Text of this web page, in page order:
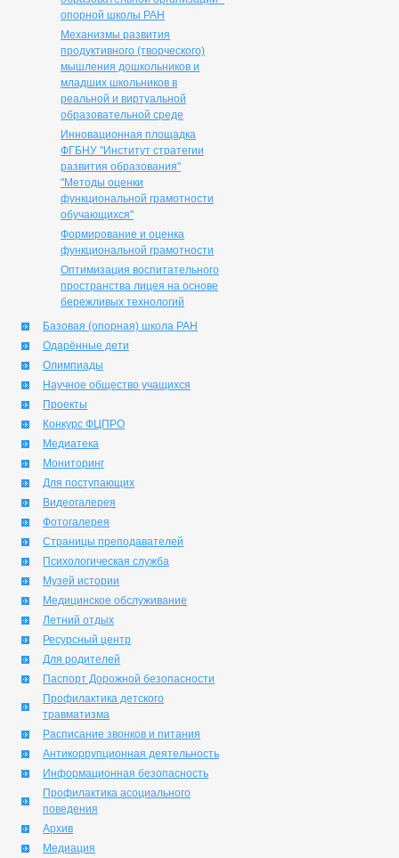
опорной школы РАН
Механизмы развития
продуктивного (творческого)
мышления дошкольников и
младших школьников в
реальной и виртуальной
образовательной среде
Инновационная площадка
ФГБНУ "Институт стратегии
развития образования"
"Методы оценки
функциональной грамотности
обучающихся"
Формирование и оценка
функциональной грамотности
Оптимизация воспитательного
пространства лицея на основе
бережливых технологий
Базовая (опорная) школа РАН
Одарённые дети
Олимпиады
Научное общество учащихся
Проекты
Конкурс ФЦПРО
Медиатека
Мониторинг
Для поступающих
Видеогалерея
Фотогалерея
Страницы преподавателей
Психологическая служба
Музей истории
Медицинское обслуживание
Летний отдых
Ресурсный центр
Для родителей
Паспорт Дорожной безопасности
Профилактика детского
травматизма
Расписание звонков и питания
Антикоррупционная деятельность
Информационная безопасность
Профилактика асоциального
поведения
Архив
Медиация